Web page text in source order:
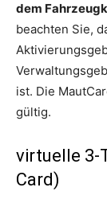
dem
beachten Sie,
ist. Die
gültig.
virtuelle 3-
Card)